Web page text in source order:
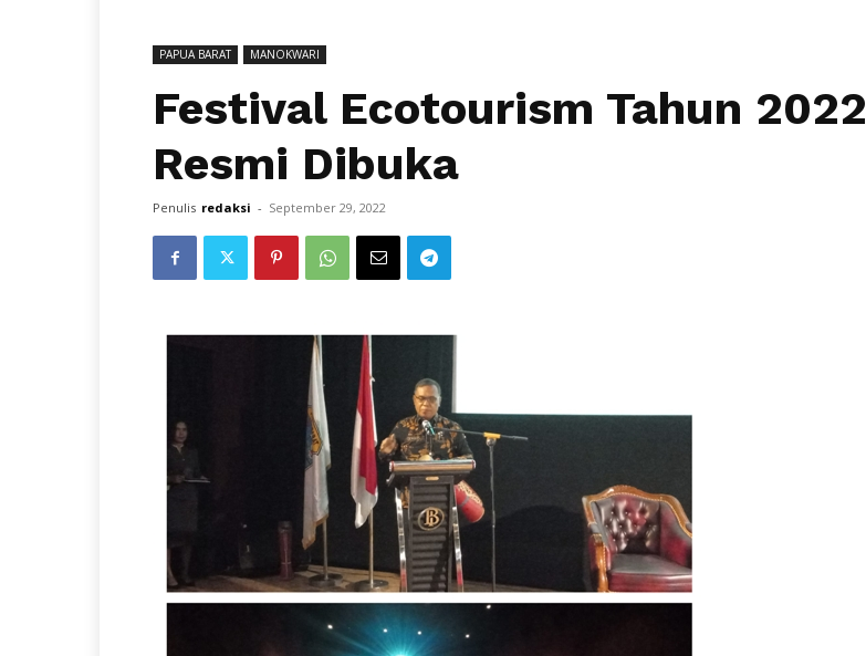
PAPUA BARAT MANOKWARI
Festival Ecotourism Tahun 2022
Resmi Dibuka
Penulis redaksi - September 29, 2022